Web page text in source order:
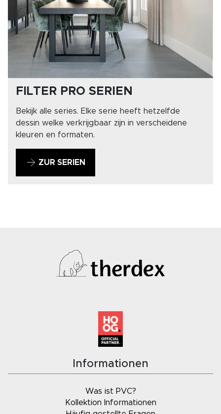
FILTER PRO SERIEN
Bekijk alle series. Elke serie heeft hetzelfde
dessin welke verkrijgbaar zijn in verscheidene
kleuren en formaten.
ZUR SERIEN
Informationen
Was ist PVC?
Kollektion Informationen